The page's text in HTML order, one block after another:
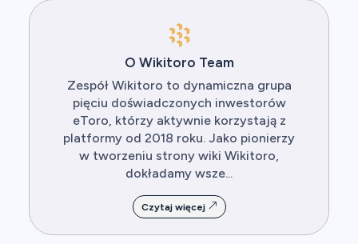
O Wikitoro Team
Zespół Wikitoro to dynamiczna grupa
pięciu doświadczonych inwestorów
eToro, którzy aktywnie korzystają z
platformy od 2018 roku. Jako pionierzy
w tworzeniu strony wiki Wikitoro,
dokładamy wsze...
Czytaj więcej